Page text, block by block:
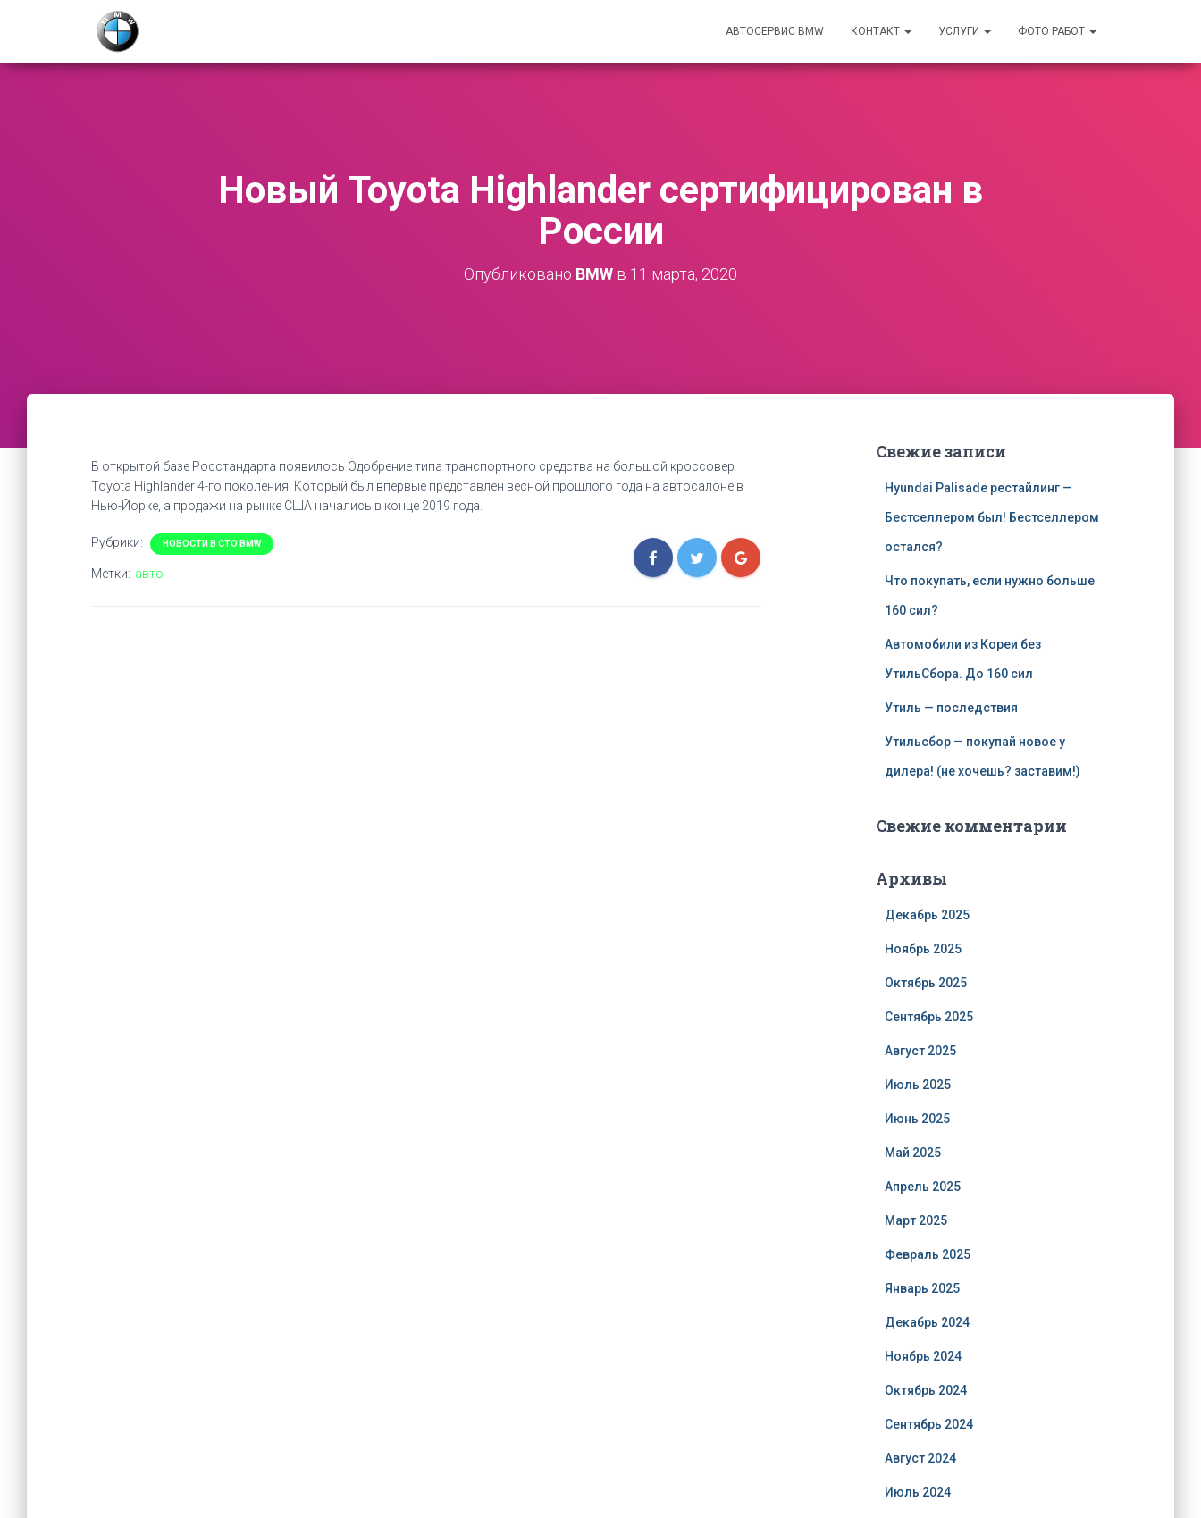
АВТОСЕРВИС BMW КОНТАКТ УСЛУГИ ФОТО РАБОТ
Новый Toyota Highlander сертифицирован в
России
Опубликовано BMW в 11 марта, 2020
В открытой базе Росстандарта появилось Одобрение типа транспортного средства на большой кроссовер
Toyota Highlander 4-го поколения. Который был впервые представлен весной прошлого года на автосалоне в
Нью-Йорке, а продажи на рынке США начались в конце 2019 года.
Рубрики: НОВОСТИ В СТО BMW
Метки: авто
Свежие записи
Hyundai Palisade рестайлинг —
Бестселлером был! Бестселлером
остался?
Что покупать, если нужно больше
160 сил?
Автомобили из Кореи без
УтильСбора. До 160 сил
Утиль — последствия
Утильсбор — покупай новое у
дилера! (не хочешь? заставим!)
Свежие комментарии
Архивы
Декабрь 2025
Ноябрь 2025
Октябрь 2025
Сентябрь 2025
Август 2025
Июль 2025
Июнь 2025
Май 2025
Апрель 2025
Март 2025
Февраль 2025
Январь 2025
Декабрь 2024
Ноябрь 2024
Октябрь 2024
Сентябрь 2024
Август 2024
Июль 2024